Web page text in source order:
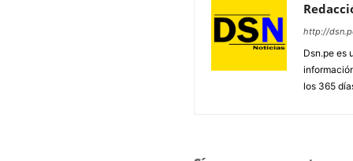
http://
Dsn.pe es
los 365